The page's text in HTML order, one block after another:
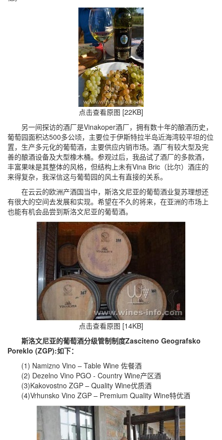
点击查看原图 [22KB]
另一间探访的酒厂是Vinakoper酒厂，拥有数十年的酿酒历史，
葡萄园面积达500多公顷，主要位于伊斯特拉半岛近海湾较平坦的位
置，生产多元化的葡萄酒，主要供应内销市场。酒厂有较大型及完
善的酿酒设备及大型橡木桶。参观过后，我品试了酒厂的多款酒，
丰富果味是其整体的风格，但结构上未有Vina Bric（比尔）酒庄的
来得复杂，我深信这与葡萄园的风土有直接的关系。
在云云的欧洲产酒国当中，斯洛文尼亚的葡萄酒业复苏理想还
有很大的空间去发展和实现。希望在不久的将来，在亚洲的市场上
也能有机会品尝到斯洛文尼亚的葡萄酒。
点击查看原图 [14KB]
斯洛文尼亚的葡萄酒分级管制制度Zasciteno Geografsko
Poreklo (ZGP):如下：
(1) Namizno Vino – Table Wine 佐餐酒
(2) Dezelno Vino PGO - Country Wine产区酒
(3)Kakovostno ZGP – Quality Wine优质酒
(4)Vrhunsko Vino ZGP – Premium Quality Wine特优酒